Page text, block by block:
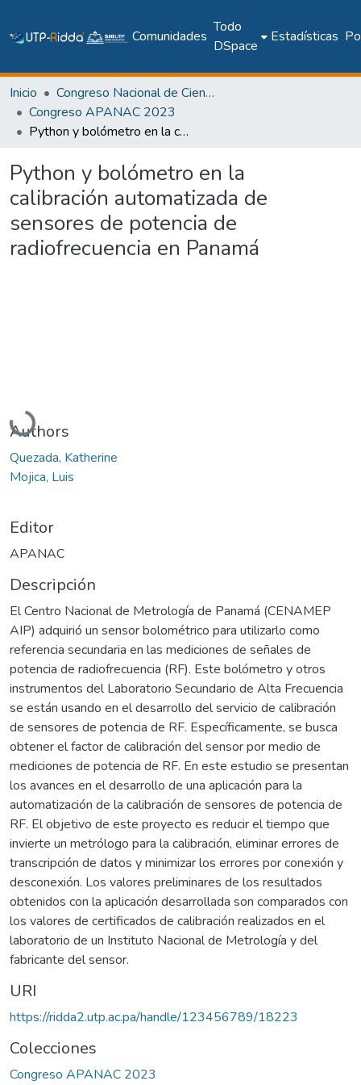
Comunidades
Todo
DSpace
Estadísticas
Inicio
Congreso Nacional de Ciencia y Tecnología – APANAC
Congreso APANAC 2023
Python y bolómetro en la calibración automatizada de sensores de potencia de radiofrecuencia en Panamá
Python y bolómetro en la
calibración automatizada de
sensores de potencia de
radiofrecuencia en Panamá
Cargando...
Authors
Quezada, Katherine
Mojica, Luis
Editor
APANAC
Descripción
El Centro Nacional de Metrología de Panamá (CENAMEP
AIP) adquirió un sensor bolométrico para utilizarlo como
referencia secundaria en las mediciones de señales de
potencia de radiofrecuencia (RF). Este bolómetro y otros
instrumentos del Laboratorio Secundario de Alta Frecuencia
se están usando en el desarrollo del servicio de calibración
de sensores de potencia de RF. Específicamente, se busca
obtener el factor de calibración del sensor por medio de
mediciones de potencia de RF. En este estudio se presentan
los avances en el desarrollo de una aplicación para la
automatización de la calibración de sensores de potencia de
RF. El objetivo de este proyecto es reducir el tiempo que
invierte un metrólogo para la calibración, eliminar errores de
transcripción de datos y minimizar los errores por conexión y
desconexión. Los valores preliminares de los resultados
obtenidos con la aplicación desarrollada son comparados con
los valores de certificados de calibración realizados en el
laboratorio de un Instituto Nacional de Metrología y del
fabricante del sensor.
URI
https://ridda2.utp.ac.pa/handle/123456789/18223
Colecciones
Congreso APANAC 2023